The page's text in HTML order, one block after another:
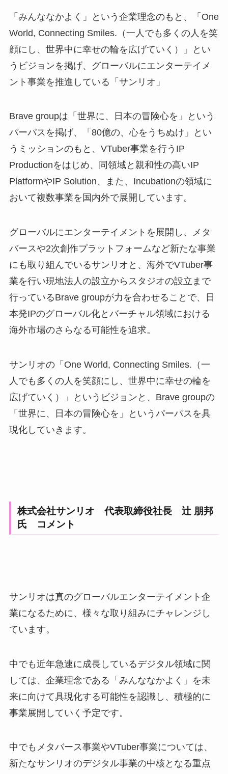
「みんななかよく」という企業理念のもと、「One
World, Connecting Smiles.（一人でも多くの人を笑
顔にし、世界中に幸せの輪を広げていく）」とい
うビジョンを掲げ、グローバルにエンターテイメ
ント事業を推進している「サンリオ」
Brave groupは「世界に、日本の冒険心を」という
パーパスを掲げ、「80億の、心をうちぬけ」とい
うミッションのもと、VTuber事業を行うIP
Productionをはじめ、同領域と親和性の高いIP
PlatformやIP Solution、また、Incubationの領域に
おいて複数事業を国内外で展開しています。
グローバルにエンターテイメントを展開し、メタ
バースや2次創作プラットフォームなど新たな事業
にも取り組んでいるサンリオと、海外でVTuber事
業を行い現地法人の設立からスタジオの設立まで
行っているBrave groupが力を合わせることで、日
本発IPのグローバル化とバーチャル領域における
海外市場のさらなる可能性を追求。
サンリオの「One World, Connecting Smiles.（一
人でも多くの人を笑顔にし、世界中に幸せの輪を
広げていく）」というビジョンと、Brave groupの
「世界に、日本の冒険心を」というパーパスを具
現化していきます。
株式会社サンリオ 代表取締役社長 辻 朋邦
氏 コメント
サンリオは真のグローバルエンターテイメント企
業になるために、様々な取り組みにチャレンジし
ています。
中でも近年急速に成長しているデジタル領域に関
しては、企業理念である「みんななかよく」を未
来に向けて具現化する可能性を認識し、積極的に
事業展開していく予定です。
中でもメタバース事業やVTuber事業については、
新たなサンリオのデジタル事業の中核となる重点